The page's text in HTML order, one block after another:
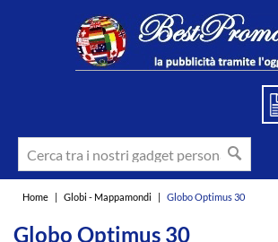
Home | Globi - Mappamondi | Globo Optimus 30
Globo Optimus 30